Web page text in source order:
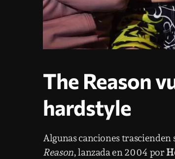
The Reason
hardstyle
Algunas canciones trascienden
Reason, lanzada en 2004 por